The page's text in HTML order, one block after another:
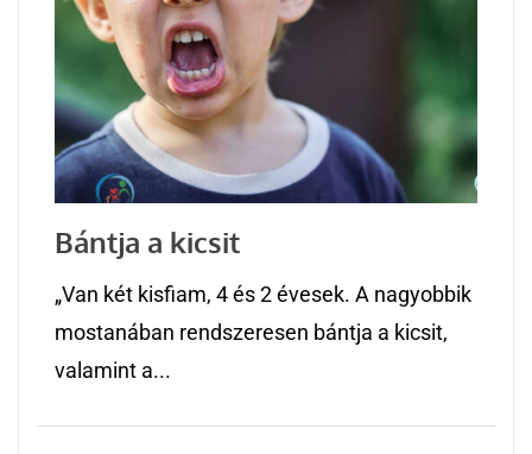
Bántja a kicsit
„Van két kisfiam, 4 és 2 évesek. A nagyobbik
mostanában rendszeresen bántja a kicsit,
valamint a...